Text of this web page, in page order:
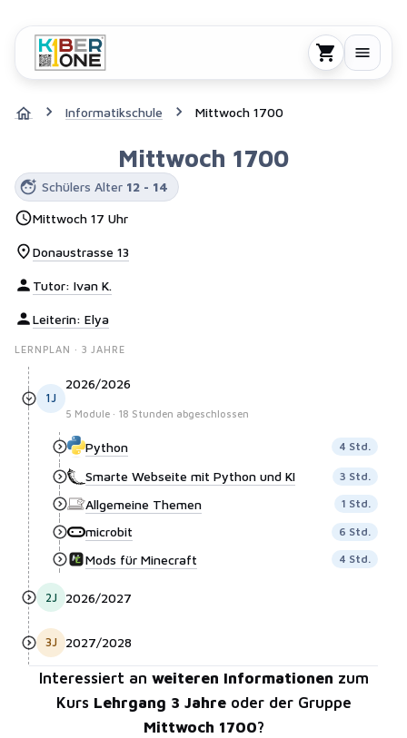
Informatikschule Mittwoch 1700
Mittwoch 1700
Schülers Alter 12 - 14
Mittwoch 17 Uhr
Donaustrasse 13
Tutor: Ivan K.
Leiterin: Elya
LERNPLAN · 3 JAHRE
1J
2026/2026
5 Module · 18 Stunden abgeschlossen
Python 4 Std.
Smarte Webseite mit Python und KI 3 Std.
Allgemeine Themen 1 Std.
microbit 6 Std.
Mods für Minecraft 4 Std.
2J 2026/2027
3J 2027/2028
Interessiert an weiteren Informationen zum
Kurs Lehrgang 3 Jahreoder der Gruppe
Mittwoch 1700?